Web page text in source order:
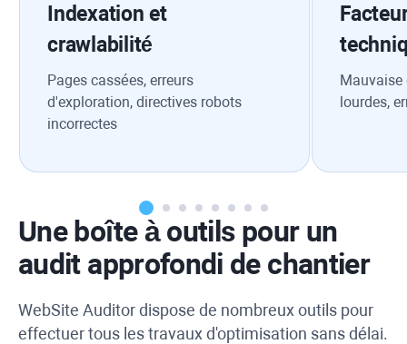
Indexation et
crawlabilité
Pages cassées, erreurs
d'exploration, directives robots
incorrectes
Mauvaise
lourdes,
Une boîte à outils pour un
audit approfondi de chantier
WebSite Auditordispose de nombreux outils pour
effectuer tous les travaux d'optimisation sans délai.